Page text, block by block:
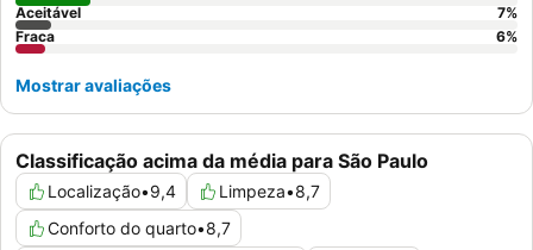
Classificação acima da média para São Paulo
Localização•9,4 Limpeza•8,7
Conforto do quarto•8,7
Aceitável
7%
Fraca
6%
Mostrar avaliações